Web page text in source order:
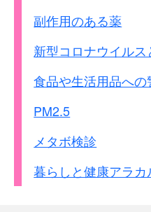
副作用のある薬
新型コロナウイルス
食品や生活用品への
PM2.5
メタボ検診
暮らしと健康アラカ